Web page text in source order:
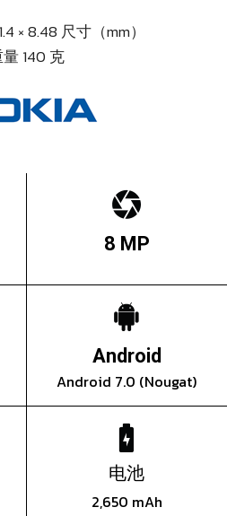
× 8.48 尺寸（mm）
140 克
8 MP
Android
Android 7.0 (Nougat)
电池
2,650 mAh